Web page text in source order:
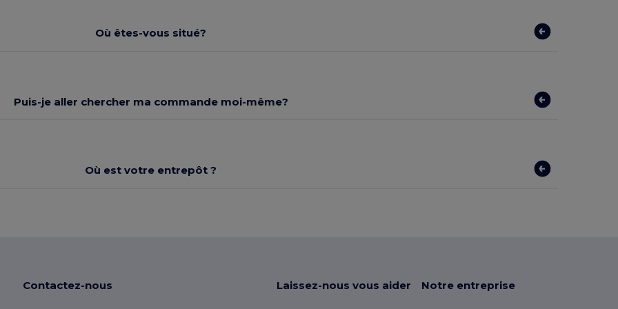
Où êtes-vous situé?
Puis-je aller chercher ma commande moi-même?
Où est votre entrepôt ?
Contactez-nous Laissez-nous vous aider Notre entreprise